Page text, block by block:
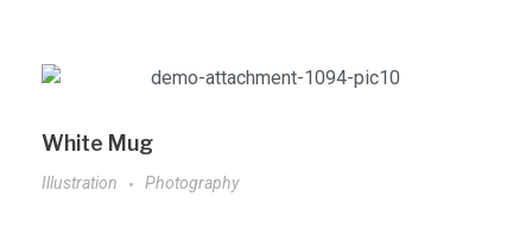
White Mug
Illustration Photography